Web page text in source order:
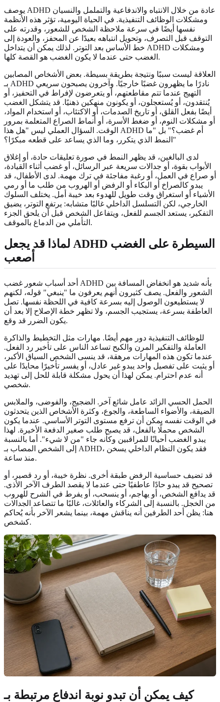
يوصف ADHD عادة من خلال الانتباه والاندفاعية والتململ والنسيان
ومشكلات الوظائف التنفيذية. في الحياة اليومية، تؤثر هذه الأنظمة
نفسها أيضًا في سرعة ملاحظة الشخص للشعور، وقدرته على
التوقف قبل التصرف، وتحويل انتباهه بعيدًا عن المحفز، والعودة إلى
خط الأساس بعد التوتر. لذلك يمكن أن يتداخل ADHD ومشكلات
الغضب حتى عندما لا يكون الغضب هو القصة كلها.
العلاقة ليست سببًا ونتيجة بطريقة بسيطة. بعض الأشخاص المصابين
بـ ADHD نادرًا ما يظهرون غضبًا خارجيًا. وآخرون يصبحون سريعي
التهيج عندما تتم مقاطعتهم، أو يتعرضون لإفراط في التحفيز، أو
يُنتقدون، أو يُستعجلون، أو يكونون منهكين ذهنيًا. قد يتشكل الغضب
أيضًا بفعل القلق، أو تاريخ الصدمات، أو الاكتئاب، أو استخدام المواد،
أو مشكلات النوم، أو ضغط الأسرة، أو أنماط الصراع المتعلمة بمرور
الوقت. السؤال العملي ليس "هل هذا ADHD أم غضب؟" بل "ما
النمط الذي يتكرر، وما الذي يساعد على قطعه مبكرًا؟"
لدى البالغين، قد يظهر النمط في صورة تعليقات حادة، أو إغلاق
الأبواب بقوة، أو جدالات سريعة عبر الرسائل، أو غضب أثناء القيادة،
أو صراع في العمل، أو رغبة مفاجئة في ترك مهمة. لدى الأطفال، قد
يبدو كالصراخ أو البكاء أو الرفض أو الهروب من طلب ما أو رمي
الأشياء أو استغراق وقت طويل للهدوء بعد خيبة أمل. يختلف السلوك
الخارجي، لكن التسلسل الداخلي غالبًا متشابه: يرتفع التوتر، يضيق
التفكير، يستعد الجسم للفعل، ويتفاعل الشخص قبل أن يلحق الجزء
التأملي من الدماغ بالموقف.
لماذا قد يجعل ADHD السيطرة على الغضب
أصعب
أحد أسباب شعور غضب ADHD بأنه شديد هو انخفاض المسافة بين
الشعور والفعل. يصف كثيرون أنهم يعرفون ما "ينبغي" قوله، لكنهم
لا يستطيعون الوصول إليه بسرعة كافية في اللحظة نفسها. تصل
العاطفة بسرعة، يستجيب الجسم، ولا تظهر خطة الإصلاح إلا بعد أن
يكون الضرر قد وقع.
للوظائف التنفيذية دور مهم أيضًا. مهارات مثل التخطيط والذاكرة
العاملة والتفكير المرن والكبح تساعد الناس على تأخير رد الفعل.
عندما تكون هذه المهارات مرهقة، قد ينسى الشخص السياق الأكبر،
أو يثبت على تفصيل واحد يبدو غير عادل، أو يفسر تأخيرًا محايدًا على
أنه عدم احترام. يمكن لهذا أن يحول مشكلة قابلة للحل إلى تهديد
شخصي.
الحمل الحسي الزائد عامل شائع آخر. الضجيج، والفوضى، والملابس
الضيقة، والأضواء الساطعة، والجوع، وكثرة الأشخاص الذين يتحدثون
في الوقت نفسه يمكن أن ترفع مستوى التوتر الأساسي. عندما يكون
الشخص محملًا بالفعل، قد يصبح طلب صغير الدفعة الأخيرة. لهذا
يبدو الغضب أحيانًا للمراقبين وكأنه جاء "من لا شيء". أما بالنسبة
إلى الشخص المصاب بـ ADHD، فقد يكون النظام الداخلي يسخن
منذ ساعة.
قد تضيف حساسية الرفض طبقة أخرى. نظرة خيبة، أو رد قصير، أو
تصحيح قد يبدو حادًا عاطفيًا حتى عندما لا يقصد الطرف الآخر الأذى.
قد يدافع الشخص، أو يهاجم، أو ينسحب، أو يفرط في الشرح للهروب
من الخجل. بالنسبة إلى الشركاء والعائلات، غالبًا ما تتصاعد الجدالات
هنا: يظن أحد الطرفين أنه يناقش مهمة، بينما يشعر الآخر بأنه يُحاكم
كشخص.
كيف يمكن أن تبدو نوبة اندفاع مرتبطة بـ